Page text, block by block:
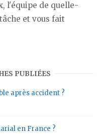
l'équipe de quelle-
et vous fait
PUBLIÉES
après accident ?
en France ?